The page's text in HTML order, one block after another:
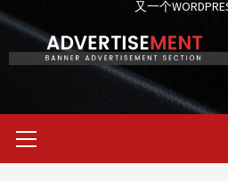
又一个
Menu